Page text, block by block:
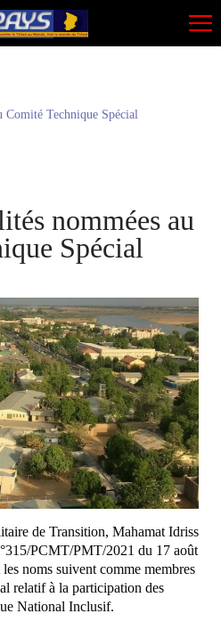
Comité Technique Spécial
nommées au
Spécial
de Transition, Mahamat Idriss
PCMT/PMT/2021 du 17 août
noms suivent comme membres
relatif à la participation des
National Inclusif.